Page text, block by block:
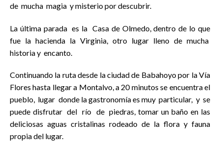
de mucha magia y misterio por descubrir.
La última parada es la Casa de Olmedo, dentro de lo que
fue la hacienda la Virginia, otro lugar lleno de mucha
historia y encanto.
Continuando la ruta desde la ciudad de Babahoyo por la Vía
Flores hasta llegar a Montalvo, a 20 minutos se encuentra el
pueblo, lugar donde la gastronomía es muy particular, y se
puede disfrutar del río de piedras, tomar un baño en las
deliciosas aguas cristalinas rodeado de la flora y fauna
propia del lugar.